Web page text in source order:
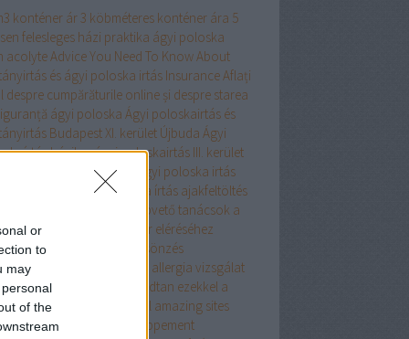
or
to
may
of the
konténer ár3 köbméteres konténer ára 5
felesleges házi praktika ágyi poloska
acolyteAdvice You Need To Know About
és ágyi poloska irtás InsuranceAflați
despre cumpărăturile online și despre starea
ágyi poloska Ágyi poloskairtás és
Budapest XI. kerület Újbuda Ágyi
házilagágyi poloskairtás III. kerület
poloskairtás XIII. kerület
Ágyi poloska irtás
ágyi poloska írtás ajakfeltöltés
Alapvető tanácsok a
keresztüli siker eléréséhez
ruha
alkalmi ruha kölcsönzés
allergia vizsgálat
Aludjon nyugodtan ezekkel a
alvási apnoe tippekkel amazing sites
en plus sur le développement